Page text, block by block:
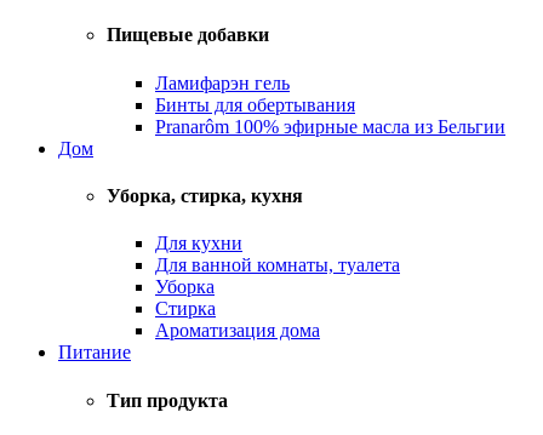
Пищевые добавки
Ламифарэн гель
Бинты для обертывания
Pranarôm 100% эфирные масла из Бельгии
Дом
Уборка, стирка, кухня
Для кухни
Для ванной комнаты, туалета
Уборка
Стирка
Ароматизация дома
Питание
Тип продукта